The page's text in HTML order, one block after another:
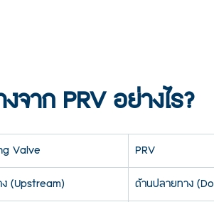
าก PRV อย่างไร?
Valve PRV
(Upstream) ด้านปลายทาง